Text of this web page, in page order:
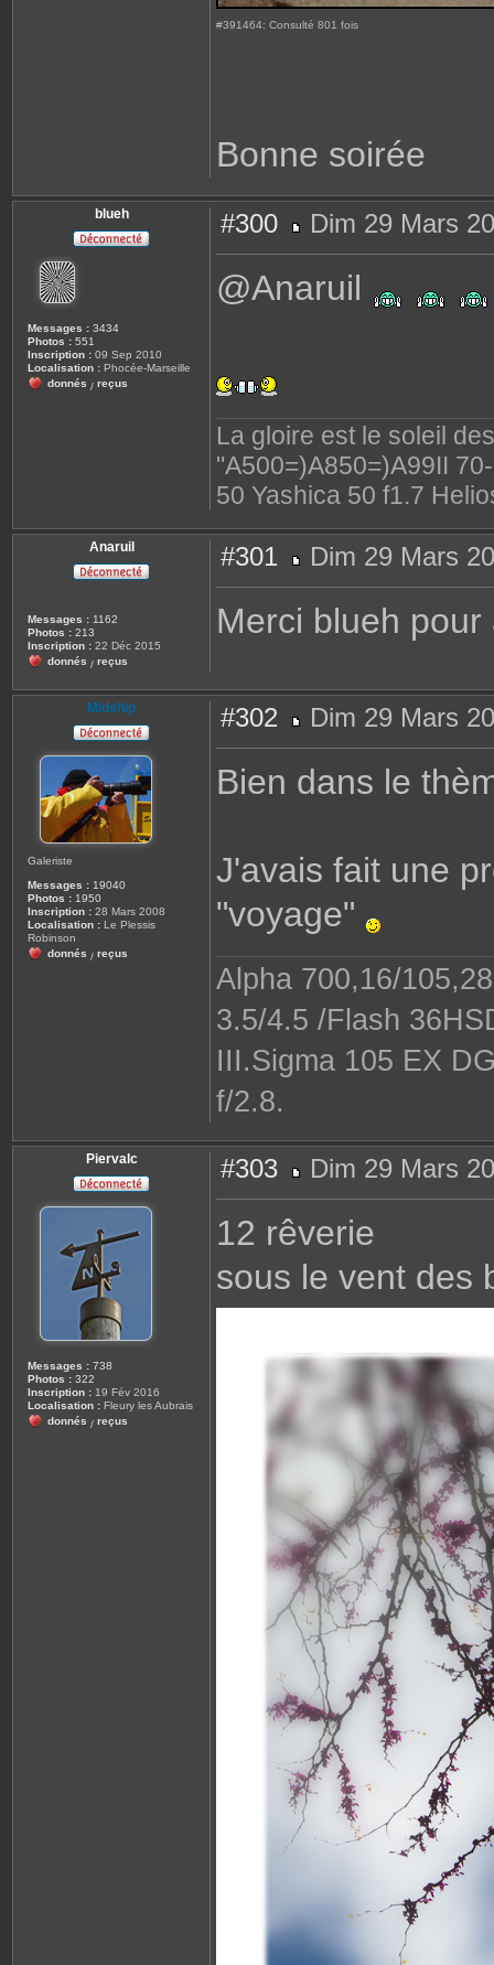
#391464: Consulté 801 fois
Bonne soirée
blueh
Messages : 3434
Photos : 551
Inscription : 09 Sep 2010
Localisation : Phocée-Marseille
donnés / reçus
#300
e
a
Dim 29 Mars
@Anaruil
La gloire est le soleil
"A500=)A850=)A99II
50 Yashica 50 f1.7
Anaruil
Messages : 1162
Photos : 213
Inscription : 22 Déc 2015
donnés / reçus
#301
e
Dim 29 Mars
Merci blueh
Midship
Galeriste
Messages : 19040
Photos : 1950
Inscription : 28 Mars 2008
Localisation : Le Plessis
Robinson
donnés / reçus
#302
e
Dim 29 Mars
Bien dans le
J'avais fait une
"voyage"
Alpha 700,16/
3.5/4.5 /Flash
III.Sigma 105 EX
f/2.8.
Piervalc
Messages : 738
Photos : 322
Inscription : 19 Fév 2016
Localisation : Fleury les Aubrais
donnés / reçus
#303
e
a
e
Dim 29 Mars
12 rêverie
sous le vent des